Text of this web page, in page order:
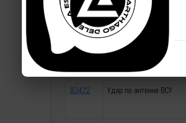
83470 Удар по антенне ВСУ
83471 Удар по антенне ВСУ
83472 Удар по антенне ВСУ